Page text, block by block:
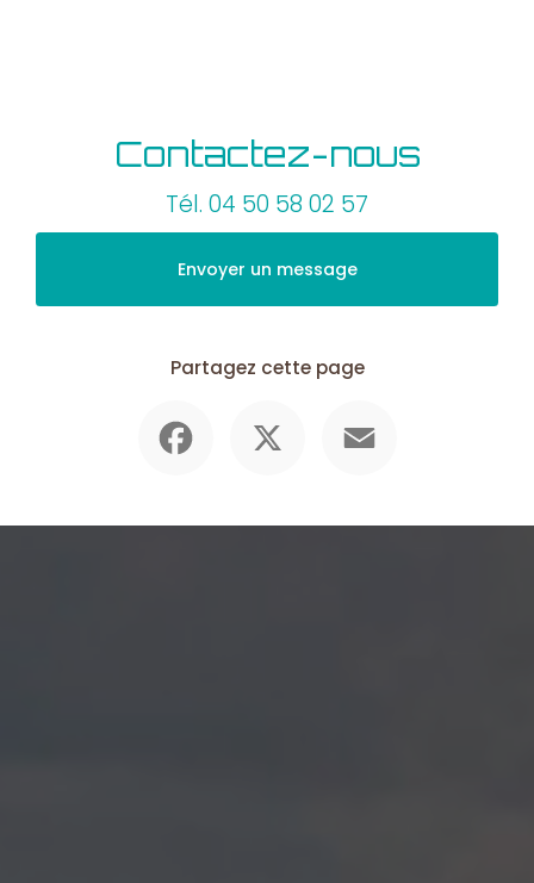
Contactez-nous
Tél. 04 50 58 02 57
Envoyer un message
Partagez cette page